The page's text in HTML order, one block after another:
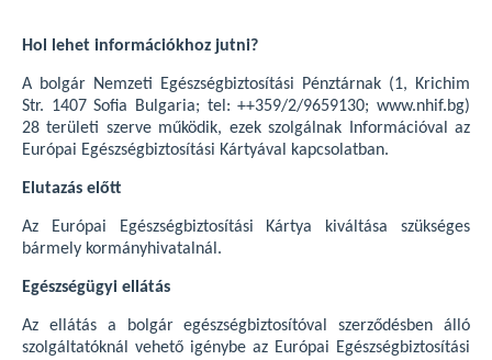
Hol lehet információkhoz jutni?
A bolgár Nemzeti Egészségbiztosítási Pénztárnak (1, Krichim
Str. 1407 Sofia Bulgaria; tel: ++359/2/9659130; www.nhif.bg)
28 területi szerve működik, ezek szolgálnak Információval az
Európai Egészségbiztosítási Kártyával kapcsolatban.
Elutazás előtt
Az Európai Egészségbiztosítási Kártya kiváltása szükséges
bármely kormányhivatalnál.
Egészségügyi ellátás
Az ellátás a bolgár egészségbiztosítóval szerződésben álló
szolgáltatóknál vehető igénybe az Európai Egészségbiztosítási